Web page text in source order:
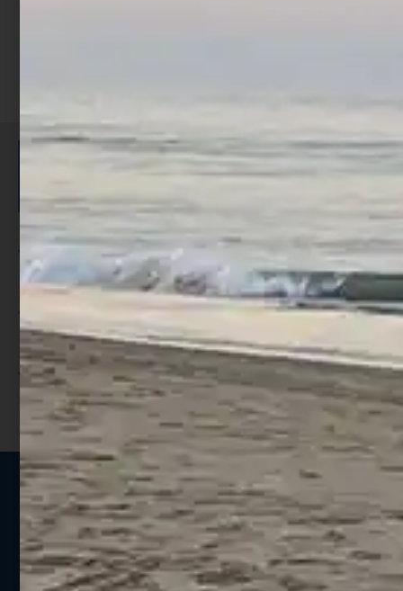
ISCRIVITI E RICEVI 3,50€ DI
Per ogni acquisto accumuli ulteriori
punti;
Utilizza i punti per ricevere uno
sconto;
I punti sono indicati nella pagina
prodotto;
Seguici sui social